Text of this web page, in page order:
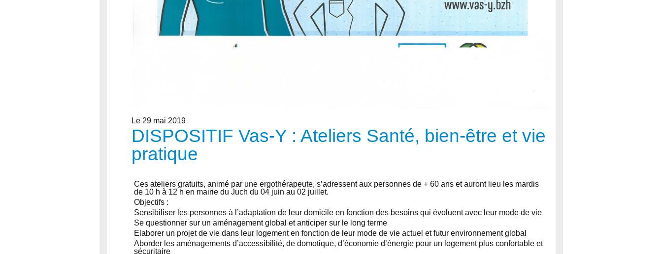
Le 29 mai 2019
DISPOSITIF Vas-Y : Ateliers Santé, bien-être et vie
pratique
Ces ateliers gratuits, animé par une ergothérapeute, s’adressent aux personnes de + 60 ans et auront lieu les mardis
de 10 h à 12 h en mairie du Juch du 04 juin au 02 juillet.
Objectifs :
Sensibiliser les personnes à l’adaptation de leur domicile en fonction des besoins qui évoluent avec leur mode de vie
Se questionner sur un aménagement global et anticiper sur le long terme
Elaborer un projet de vie dans leur logement en fonction de leur mode de vie actuel et futur environnement global
Aborder les aménagements d’accessibilité, de domotique, d’économie d’énergie pour un logement plus confortable et
sécuritaire